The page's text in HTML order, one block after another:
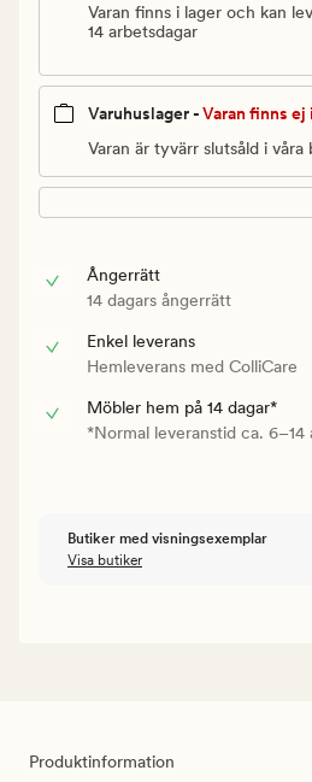
Varan finns i lager och kan
14 arbetsdagar
Varuhuslager -Varan finns ej
Varan är tyvärr slutsåld i våra
Ångerrätt
14 dagars ångerrätt
Enkel leverans
Hemleverans med ColliCare
Möbler hem på 14 dagar*
*Normal leveranstid ca. 6–14
Butiker med visningsexemplar
Visa butiker
Produktinformation